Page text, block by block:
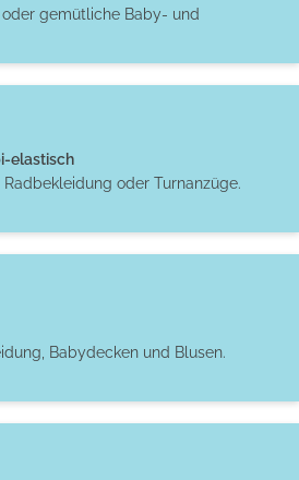
gemütliche Baby- und
elastisch
oder Turnanzüge.
Babydecken und Blusen.